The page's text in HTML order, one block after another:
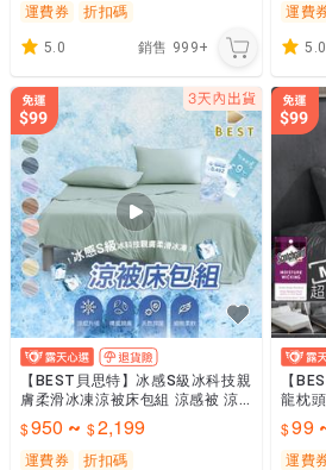
運費券 折扣碼
5.0 銷售 999+
運費
5.0
【BEST貝思特】冰感S級冰科技親
膚柔滑冰凍涼被床包組 涼感被 涼
感床包 冰冰被 春夏涼被 多款任選
950 ~ 2,199
運費券 折扣碼
【
龍枕
日本
99
運費